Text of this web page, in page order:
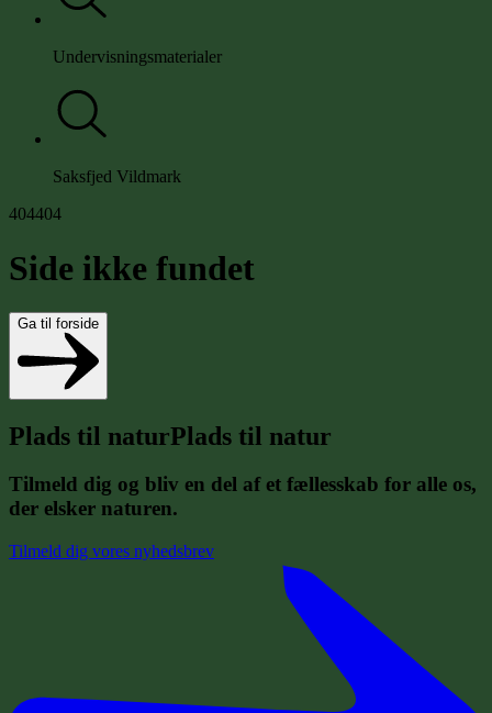
Undervisningsmaterialer
Saksfjed Vildmark
404404
Side ikke fundet
Ga til forside
Plads til naturPlads til natur
Tilmeld dig og bliv en del af et fællesskab for alle os,
der elsker naturen.
Tilmeld dig vores nyhedsbrev